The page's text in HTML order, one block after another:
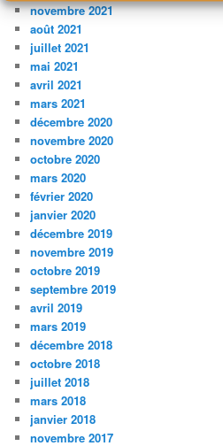
novembre 2021
août 2021
juillet 2021
mai 2021
avril 2021
mars 2021
décembre 2020
novembre 2020
octobre 2020
mars 2020
février 2020
janvier 2020
décembre 2019
novembre 2019
octobre 2019
septembre 2019
avril 2019
mars 2019
décembre 2018
octobre 2018
juillet 2018
mars 2018
janvier 2018
novembre 2017